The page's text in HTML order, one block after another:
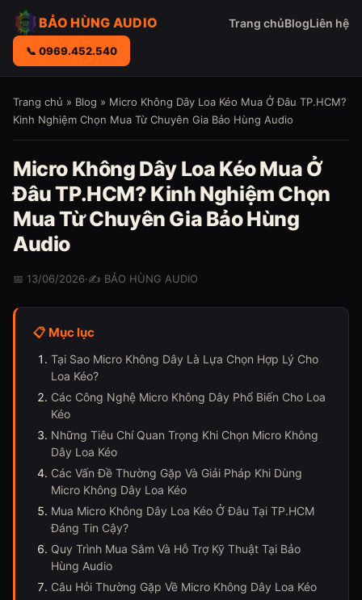
BẢO HÙNG AUDIO Trang chủBlogLiên hệ
📞 0969.452.540
Trang chủ » Blog » Micro Không Dây Loa Kéo Mua Ở Đâu TP.HCM?
Kinh Nghiệm Chọn Mua Từ Chuyên Gia Bảo Hùng Audio
Micro Không Dây Loa Kéo Mua Ở
Đâu TP.HCM? Kinh Nghiệm Chọn
Mua Từ Chuyên Gia Bảo Hùng
Audio
📅 13/06/2026·✍️ BẢO HÙNG AUDIO
📋 Mục lục
Tại Sao Micro Không Dây Là Lựa Chọn Hợp Lý Cho
Loa Kéo?
Các Công Nghệ Micro Không Dây Phổ Biến Cho Loa
Kéo
Những Tiêu Chí Quan Trọng Khi Chọn Micro Không
Dây Loa Kéo
Các Vấn Đề Thường Gặp Và Giải Pháp Khi Dùng
Micro Không Dây Loa Kéo
Mua Micro Không Dây Loa Kéo Ở Đâu Tại TP.HCM
Đáng Tin Cậy?
Quy Trình Mua Sắm Và Hỗ Trợ Kỹ Thuật Tại Bảo
Hùng Audio
Câu Hỏi Thường Gặp Về Micro Không Dây Loa Kéo